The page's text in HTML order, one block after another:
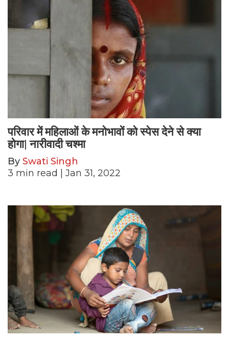
परिवार में महिलाओं के मनोभावों को स्पेस देने से क्या
होगा| नारीवादी चश्मा
By Swati Singh
3 min read | Jan 31, 2022